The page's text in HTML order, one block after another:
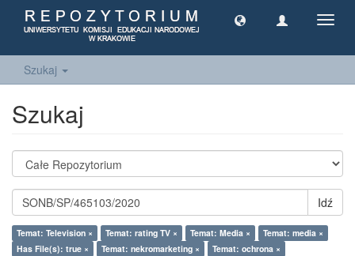
Szukaj
Szukaj
Idź
Temat: Television × Temat: rating TV × Temat: Media ×
Temat: media ×
Has File(s): true ×
Temat: nekromarketing ×
Temat: ochrona ×